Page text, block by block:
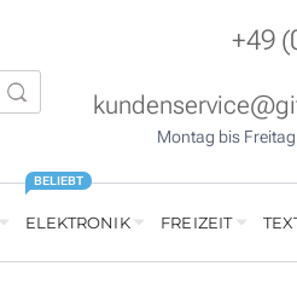
+49
Montag bis
ELEKTRONIK
BELIEBT
FREIZEIT